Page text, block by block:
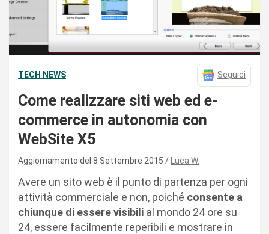
TECH NEWS Seguici
Come realizzare siti web ed e-
commerce in autonomia con
WebSite X5
Aggiornamento del 8 Settembre 2015 Luca W.
Avere un sito web è il punto di partenza per ogni
attività commerciale e non, poiché consente a
chiunque di essere visibili al mondo 24 ore su
24, essere facilmente reperibili e mostrare in